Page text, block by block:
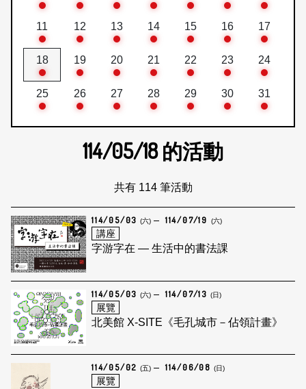
11 12 13 14 15 16 17
18 19 20 21 22 23 24
25 26 27 28 29 30 31
114/05/18的活動
共有 114 筆活動
114/05/03 (六) 114/07/19 (六)
講座
字游字在 — 生活中的書法課
114/05/03 (六) 114/07/13 (日)
展覽
北美館 X-SITE《毛孔城市－佔領計畫》
114/05/02 (五) 114/06/08 (日)
展覽